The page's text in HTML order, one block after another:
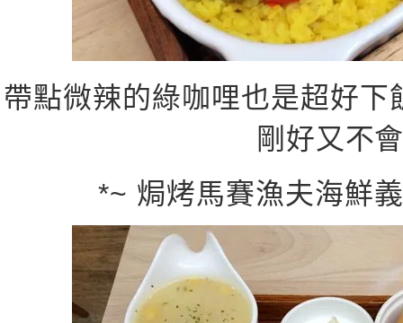
帶點微辣的綠咖哩也是超好
剛好又不
*~ 焗烤馬賽漁夫海鮮